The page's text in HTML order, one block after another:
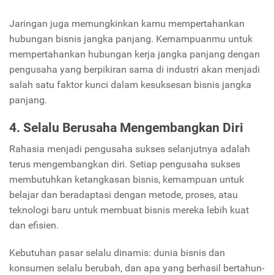
Jaringan juga memungkinkan kamu mempertahankan
hubungan bisnis jangka panjang. Kemampuanmu untuk
mempertahankan hubungan kerja jangka panjang dengan
pengusaha yang berpikiran sama di industri akan menjadi
salah satu faktor kunci dalam kesuksesan bisnis jangka
panjang.
4. Selalu Berusaha Mengembangkan Diri
Rahasia menjadi pengusaha sukses selanjutnya adalah
terus mengembangkan diri. Setiap pengusaha sukses
membutuhkan ketangkasan bisnis, kemampuan untuk
belajar dan beradaptasi dengan metode, proses, atau
teknologi baru untuk membuat bisnis mereka lebih kuat
dan efisien.
Kebutuhan pasar selalu dinamis: dunia bisnis dan
konsumen selalu berubah, dan apa yang berhasil bertahun-